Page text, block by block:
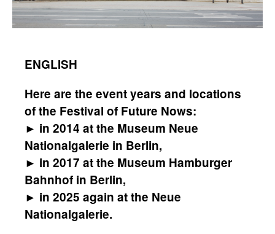
ENGLISH
Here are the event years and locations
of the Festival of Future Nows:
► in 2014 at the Museum Neue
Nationalgalerie in Berlin,
► in 2017 at the Museum Hamburger
Bahnhof in Berlin,
► in 2025 again at the Neue
Nationalgalerie.